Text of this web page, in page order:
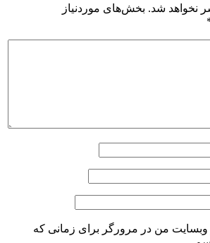
نخواهد شد. بخش‌های موردنیاز
وبسایت من در مرورگر برای زمانی که